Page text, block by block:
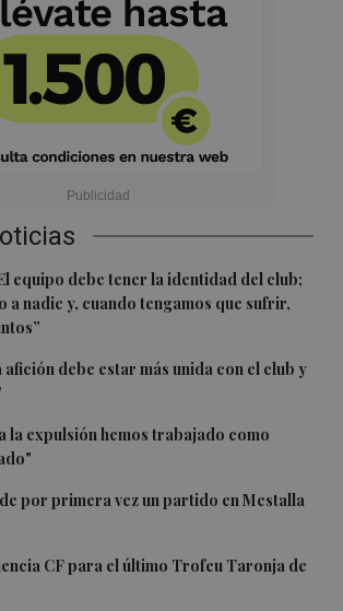
equipo debe tener la identidad del club;
a nadie y, cuando tengamos que sufrir,
afición debe estar más unida con el club y
la expulsión hemos trabajado como
por primera vez un partido en Mestalla
CF para el último Trofeu Taronja de